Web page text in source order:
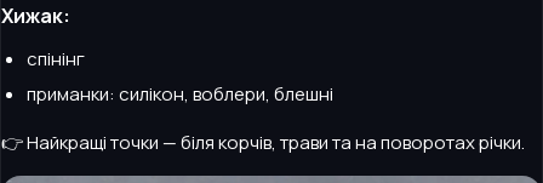
Хижак:
спінінг
приманки: силікон, воблери, блешні
👉 Найкращі точки — біля корчів, трави та на поворотах річки.